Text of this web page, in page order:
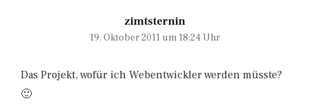
zimtsternin
19. Oktober 2011 um 18:24 Uhr
Das Projekt, wofür ich Webentwickler werden müsste?
🙂